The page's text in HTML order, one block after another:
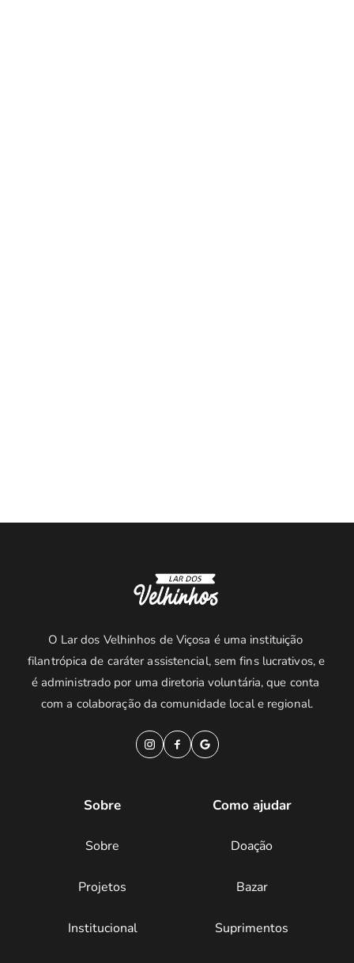
O Lar dos Velhinhos de Viçosa é uma instituição
filantrópica de caráter assistencial, sem fins lucrativos, e
é administrado por uma diretoria voluntária, que conta
com a colaboração da comunidade local e regional.
Sobre
Sobre
Projetos
Institucional
Como ajudar
Doação
Bazar
Suprimentos